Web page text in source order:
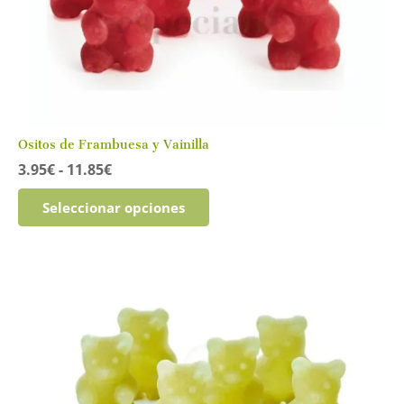
Ositos de Frambuesa y Vainilla
3.95€ - 11.85€Rango
de
precios:
desde
Seleccionar opciones
opciones
se
pueden
elegir
en